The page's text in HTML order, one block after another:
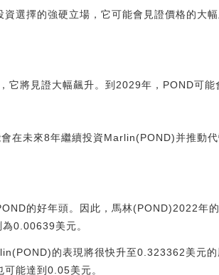
選擇的強硬立場，它可能會見證價格的大
將見證大幅飆升。到2029年，POND可能
在未來8年繼續投資Marlin(POND)并推動
的好年頭。因此，馬林(POND)2022年
0.00639美元。
的表現將很快升至0.323362美元
能達到0.05美元。